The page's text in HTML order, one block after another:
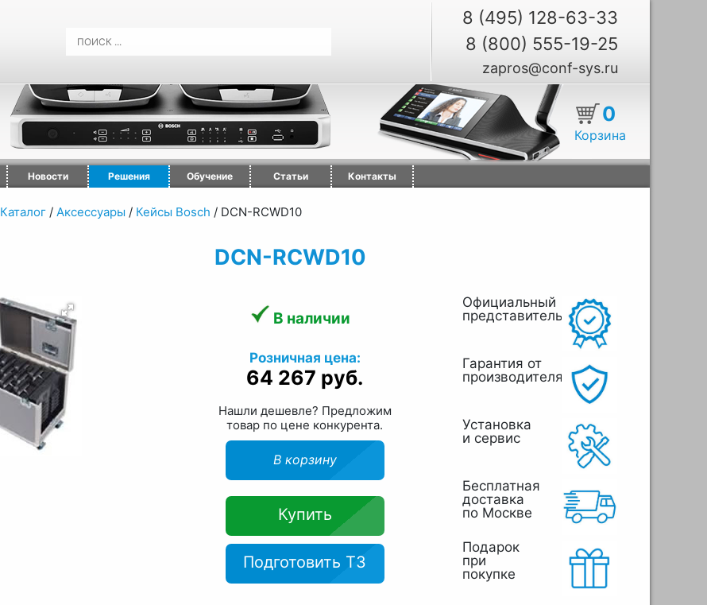
8 (495) 128-63-33
8 (800) 555-19-25
zapros@conf-sys.ru
0
Корзина
Новости Решения Обучение Статьи Контакты
Каталог / Аксессуары / Кейсы Bosch / DCN-RCWD10
DCN-RCWD10
В наличии
Розничная цена:
64 267 руб.
Нашли дешевле? Предложим
товар по цене конкурента.
В корзину
Купить
Подготовить ТЗ
Официальный
представитель
Гарантия от
производителя
Установка
и сервис
Бесплатная
доставка
по Москве
Подарок
при
покупке